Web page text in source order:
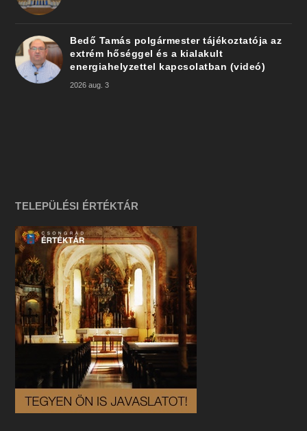
Bedő Tamás polgármester tájékoztatója az
extrém hőséggel és a kialakult
energiahelyzettel kapcsolatban (videó)
2026 aug. 3
TELEPÜLÉSI ÉRTÉKTÁR